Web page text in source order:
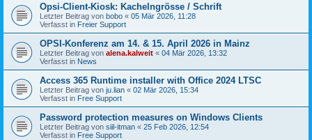
Opsi-Client-Kiosk: Kachelngrösse / Schrift
Letzter Beitrag von bobo « 05 Mär 2026, 11:28
Verfasst in Freier Support
OPSI-Konferenz am 14. & 15. April 2026 in Mainz
Letzter Beitrag von alena.kalweit « 04 Mär 2026, 13:32
Verfasst in News
Access 365 Runtime installer with Office 2024 LTSC
Letzter Beitrag von ju.lian « 02 Mär 2026, 15:34
Verfasst in Free Support
Password protection measures on Windows Clients
Letzter Beitrag von siil-itman « 25 Feb 2026, 12:54
Verfasst in Free Support